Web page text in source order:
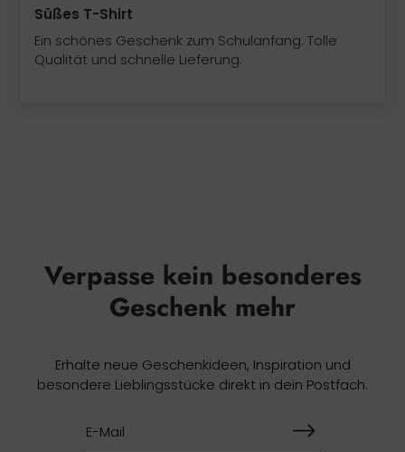
Süßes T-Shirt
Ein schönes Geschenk zum Schulanfang. Tolle
Qualität und schnelle Lieferung.
Verpasse kein besonderes
Geschenk mehr
Erhalte neue Geschenkideen, Inspiration und
besondere Lieblingsstücke direkt in dein Postfach.